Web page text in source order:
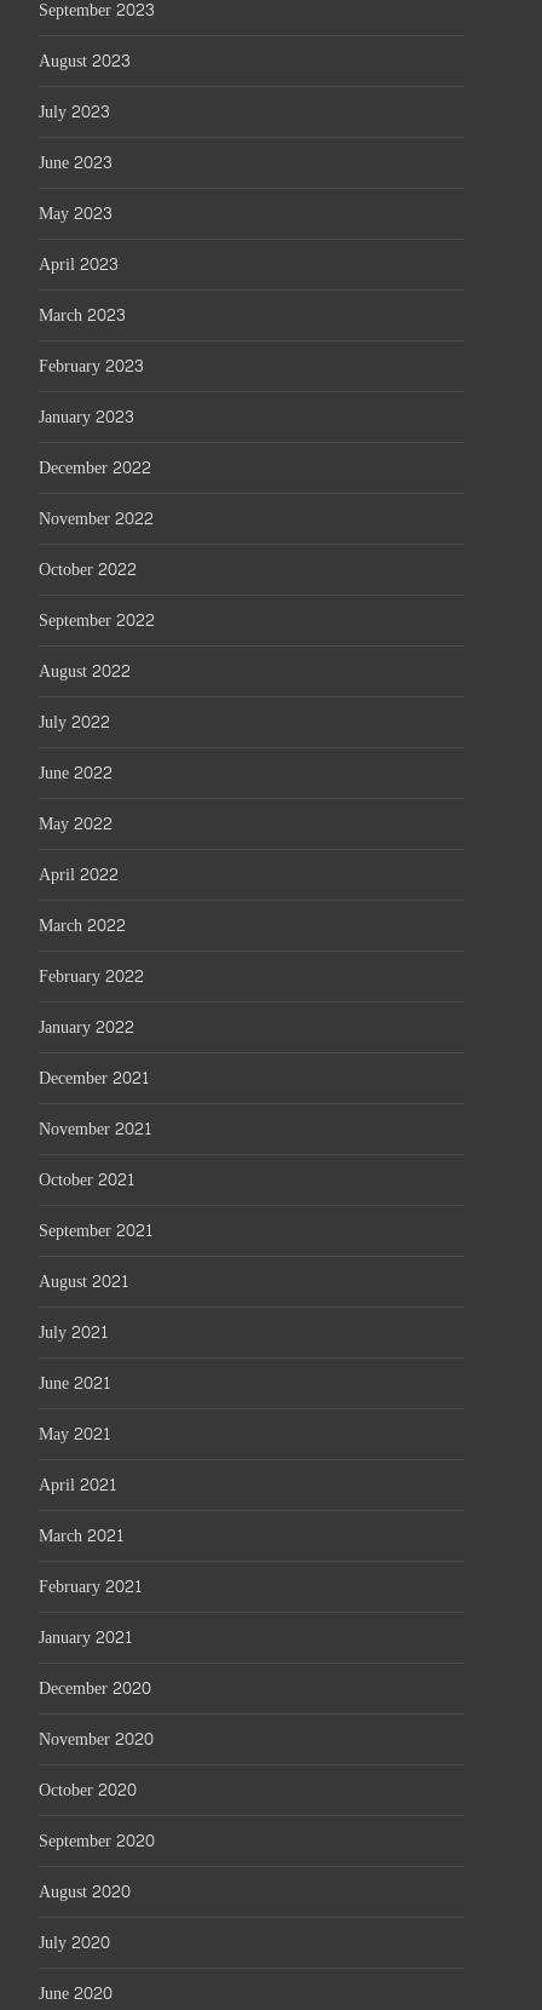
September 2023
August 2023
July 2023
June 2023
May 2023
April 2023
March 2023
February 2023
January 2023
December 2022
November 2022
October 2022
September 2022
August 2022
July 2022
June 2022
May 2022
April 2022
March 2022
February 2022
January 2022
December 2021
November 2021
October 2021
September 2021
August 2021
July 2021
June 2021
May 2021
April 2021
March 2021
February 2021
January 2021
December 2020
November 2020
October 2020
September 2020
August 2020
July 2020
June 2020